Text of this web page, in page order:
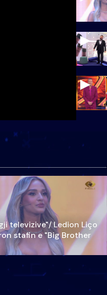
televizive"/ Ledion Liço
stafin e "Big Brother